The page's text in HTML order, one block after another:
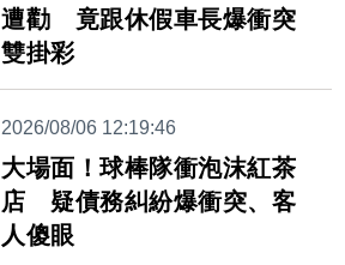
遭勸 竟跟休假車長爆衝突
雙掛彩
2026/08/06 12:19:46
大場面！球棒隊衝泡沫紅茶
店 疑債務糾紛爆衝突、客
人傻眼